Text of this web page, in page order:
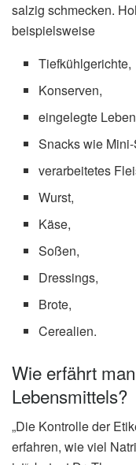
salzig schmecken.
beispielsweise
Tiefkühlgerichte,
Konserven,
eingelegte
Snacks wie
verarbeitetes
Wurst,
Käse,
Soßen,
Dressings,
Brote,
Cerealien.
Wie erfährt
Lebensmittels?
„Die Kontrolle der
erfahren, wie viel